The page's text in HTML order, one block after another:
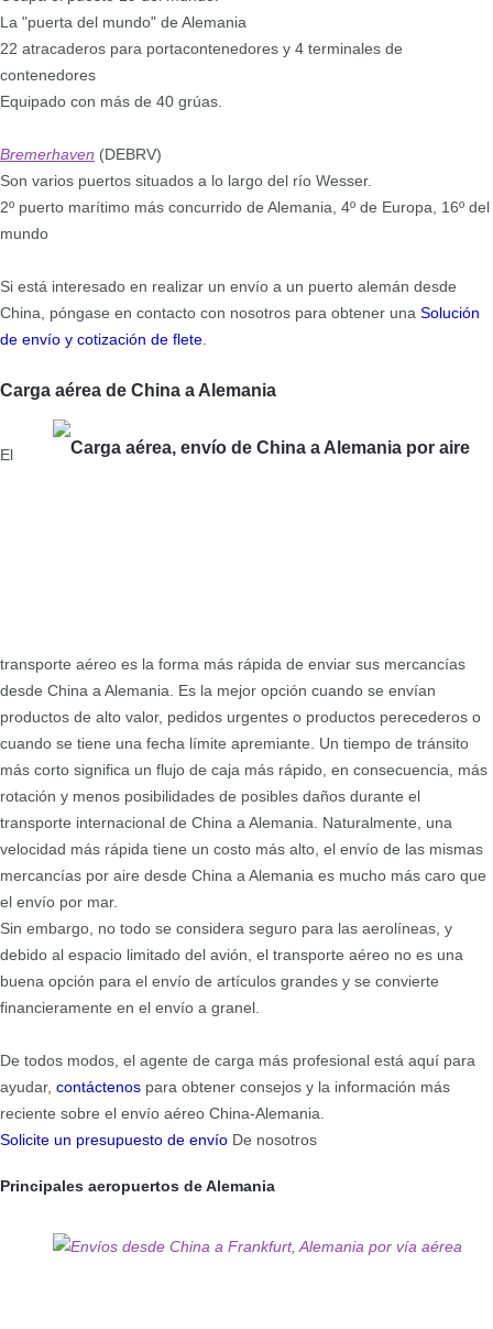
La "puerta del mundo" de Alemania
22 atracaderos para portacontenedores y 4 terminales de
contenedores
Equipado con más de 40 grúas.
Bremerhaven (DEBRV)
Son varios puertos situados a lo largo del río Wesser.
2º puerto marítimo más concurrido de Alemania, 4º de Europa, 16º del
mundo
Si está interesado en realizar un envío a un puerto alemán desde
China, póngase en contacto con nosotros para obtener una Solución
de envío y cotización de flete
Carga aérea de China a Alemania
El
transporte aéreo es la forma más rápida de enviar sus mercancías
desde China a Alemania. Es la mejor opción cuando se envían
productos de alto valor, pedidos urgentes o productos perecederos o
cuando se tiene una fecha límite apremiante. Un tiempo de tránsito
más corto significa un flujo de caja más rápido, en consecuencia, más
rotación y menos posibilidades de posibles daños durante el
transporte internacional de China a Alemania. Naturalmente, una
velocidad más rápida tiene un costo más alto, el envío de las mismas
mercancías por aire desde China a Alemania es mucho más caro que
el envío por mar.
Sin embargo, no todo se considera seguro para las aerolíneas, y
debido al espacio limitado del avión, el transporte aéreo no es una
buena opción para el envío de artículos grandes y se convierte
financieramente en el envío a granel.
De todos modos, el agente de carga más profesional está aquí para
ayudar, contáctenos para obtener consejos y la información más
reciente sobre el envío aéreo China-Alemania.
Solicite un presupuesto de envío De nosotros
Principales aeropuertos de Alemania